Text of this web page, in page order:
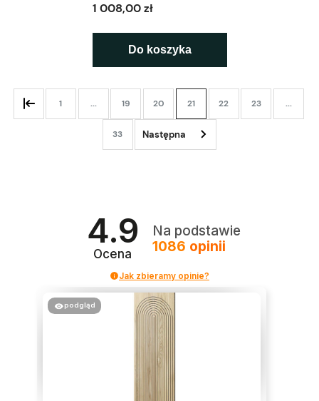
1 008,00 zł
Do koszyka
1 ... 19 20 21 22 23 ...
33
4.9
Ocena
Na podstawie
1086 opinii
Jak zbieramy opinie?
podgląd